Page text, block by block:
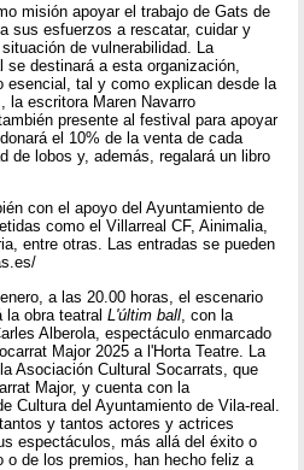
misión apoyar el trabajo de Gats de
sus esfuerzos a rescatar, cuidar y
de vulnerabilidad. La
destinará a esta organización,
esencial, tal y como explican desde la
la escritora Maren Navarro
presente al festival para apoyar
el 10% de la venta de cada
de lobos y, además, regalará un libro
con el apoyo del Ayuntamiento de
como el Villarreal CF, Ainimalia,
entre otras. Las entradas se pueden
a las 20.00 horas, el escenario
la obra teatral L'últim ball , con la
Alberola, espectáculo enmarcado
Major 2025 a l'Horta Teatre. La
Asociación Cultural Socarrats, que
Major, y cuenta con la
Cultura del Ayuntamiento de Vila-real.
y tantos actores y actrices
espectáculos, más allá del éxito o
o de los premios, han hecho feliz a